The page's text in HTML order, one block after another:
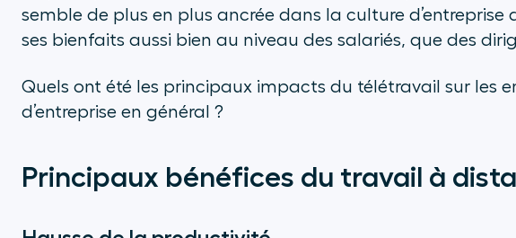
semble de plus en plus ancrée dans la culture
ses bienfaits aussi bien au niveau des salariés, que des
Quels ont été les principaux impacts du télétravail sur les
d’entreprise en général ?
Principaux bénéfices du travail à